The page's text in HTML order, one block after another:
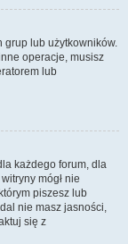
grup lub użytkowników.
operacje, musisz
lub
każdego forum, dla
mógł nie
piszesz lub
nie masz jasności,
się z